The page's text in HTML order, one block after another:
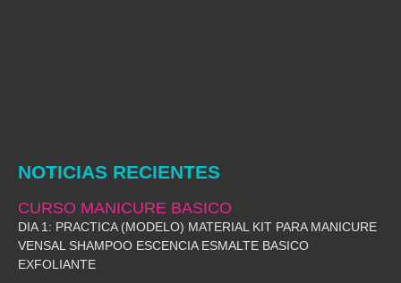
NOTICIAS RECIENTES
CURSO MANICURE BASICO
DIA 1: PRACTICA (MODELO) MATERIAL KIT PARA MANICURE
VENSAL SHAMPOO ESCENCIA ESMALTE BASICO
EXFOLIANTE